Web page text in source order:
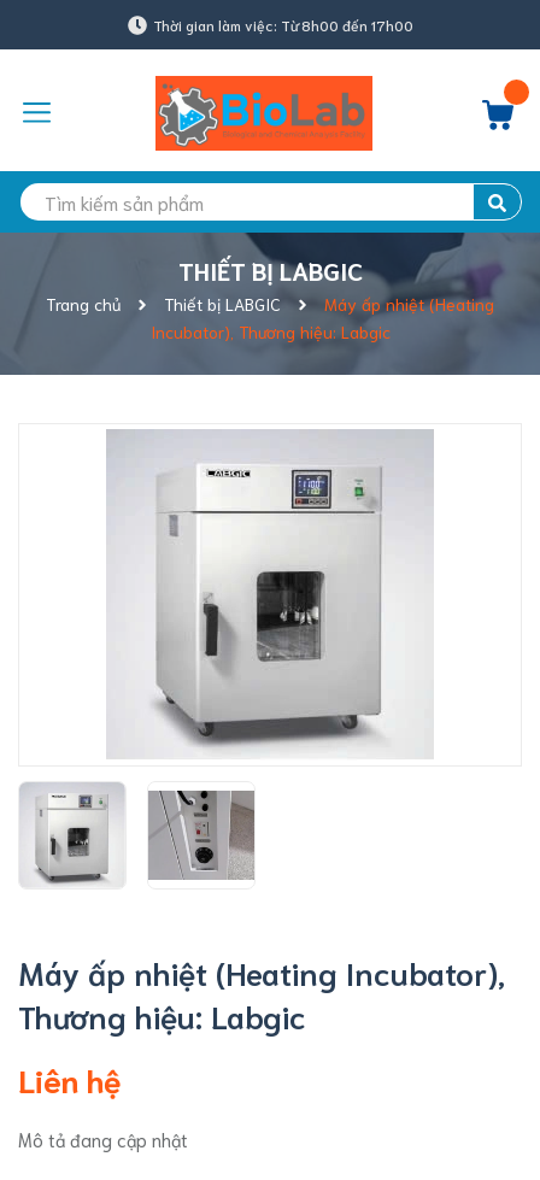
Thời gian làm việc: Từ 8h00 đến 17h00
THIẾT BỊ LABGIC
Trang chủ Thiết bị LABGIC
Máy ấp nhiệt (Heating
Incubator), Thương hiệu: Labgic
Máy ấp nhiệt (Heating Incubator),
Thương hiệu: Labgic
Liên hệ
Mô tả đang cập nhật